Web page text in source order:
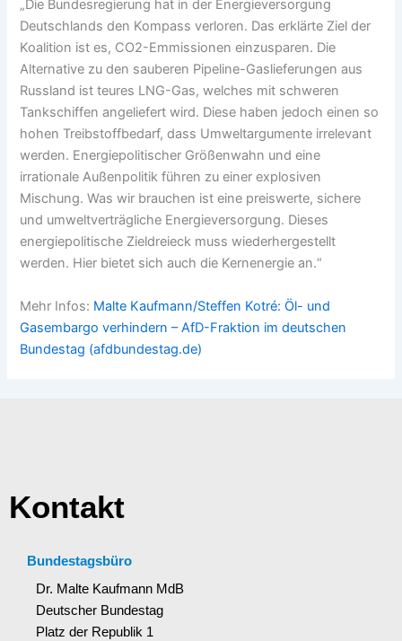
„Die Bundesregierung hat in der Energieversorgung
Deutschlands den Kompass verloren. Das erklärte Ziel der
Koalition ist es, CO2-Emmissionen einzusparen. Die
Alternative zu den sauberen Pipeline-Gaslieferungen aus
Russland ist teures LNG-Gas, welches mit schweren
Tankschiffen angeliefert wird. Diese haben jedoch einen so
hohen Treibstoffbedarf, dass Umweltargumente irrelevant
werden. Energiepolitischer Größenwahn und eine
irrationale Außenpolitik führen zu einer explosiven
Mischung. Was wir brauchen ist eine preiswerte, sichere
und umweltverträgliche Energieversorgung. Dieses
energiepolitische Zieldreieck muss wiederhergestellt
werden. Hier bietet sich auch die Kernenergie an.“
Mehr Infos: Malte Kaufmann/Steffen Kotré: Öl- und
Gasembargo verhindern – AfD-Fraktion im deutschen
Bundestag (afdbundestag.de)
Kontakt
Bundestagsbüro
Dr. Malte Kaufmann MdB
Deutscher Bundestag
Platz der Republik 1